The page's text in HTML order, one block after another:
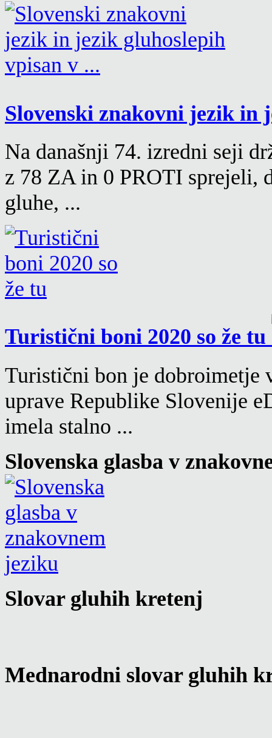
Slovenski znakovni jezik in
Na današnji 74. izredni seji
z 78 ZA in 0 PROTI sprejeli,
gluhe, ...
Turistični boni 2020 so že tu
Turistični bon je dobroimetje
uprave Republike Slovenije
imela stalno ...
Slovenska glasba v
Slovar gluhih kretenj
Mednarodni slovar gluhih